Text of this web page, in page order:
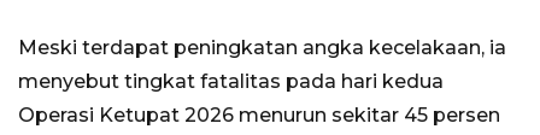
Meski terdapat peningkatan angka kecelakaan, ia
menyebut tingkat fatalitas pada hari kedua
Operasi Ketupat 2026 menurun sekitar 45 persen